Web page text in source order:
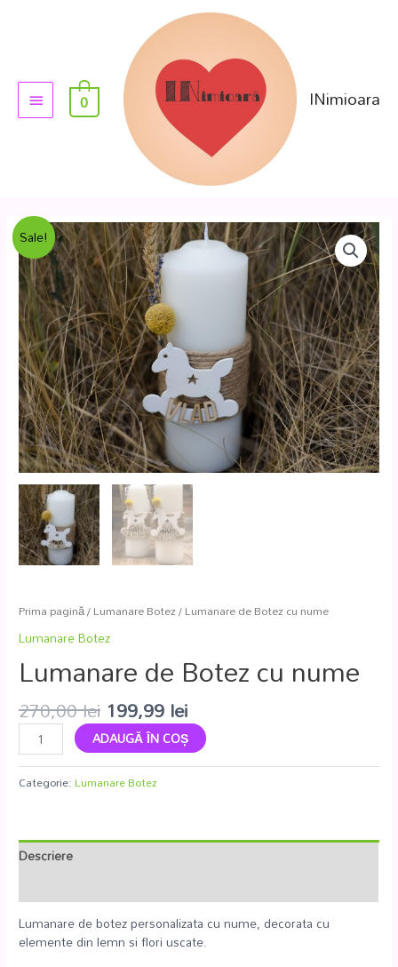
INimioara
0
Sale!
Prima pagină/Lumanare Botez/ Lumanare de Botez cu nume
Lumanare Botez
Lumanare de Botez cu nume
270,00lei 199,99 lei
ADAUGĂ ÎN COȘ
Categorie:Lumanare Botez
Descriere
Lumanare de botez personalizata cu nume, decorata cu
elemente din lemn si flori uscate.